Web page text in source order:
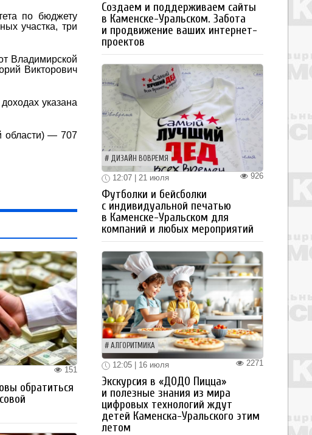
по бюджету
участка, три
Владимирской
Викторович
указана
области) — 707
151
обратиться
Создаем и поддерживаем сайты
в Каменске-Уральском. Забота
и продвижение ваших интернет-
проектов
ДИЗАЙН ВОВРЕМЯ
926
12:07 | 21 июля
Футболки и бейсболки
с индивидуальной печатью
в Каменске-Уральском для
компаний и любых мероприятий
АЛГОРИТМИКА
2271
12:05 | 16 июля
Экскурсия в «ДОДО Пицца»
и полезные знания из мира
цифровых технологий ждут
детей Каменска-Уральского этим
летом